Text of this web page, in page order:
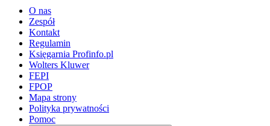
O nas
Zespół
Kontakt
Regulamin
Księgarnia Profinfo.pl
Wolters Kluwer
FEPI
FPOP
Mapa strony
Polityka prywatności
Pomoc